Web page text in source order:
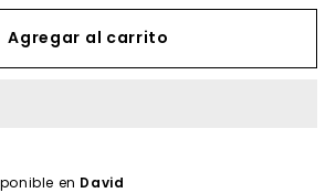
Agregar al carrito
en David